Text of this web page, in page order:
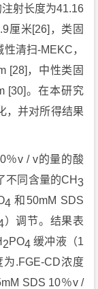
射长度为41.16
厘米[26]，类固
清扫-MEKC，
[28]，中性类固
[30]。在本研究
，并对所得结果
％v / v的量的酸
不同含量的CH3
4 和50mM SDS
）调节。结果表
2PO4 缓冲液（1
为.FGE-CD浓度
SDS 10％v /